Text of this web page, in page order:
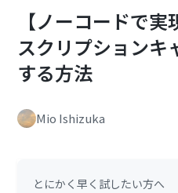
【ノーコードで
スクリプションキ
する方法
Mio Ishizuka
とにかく早く試したい方へ